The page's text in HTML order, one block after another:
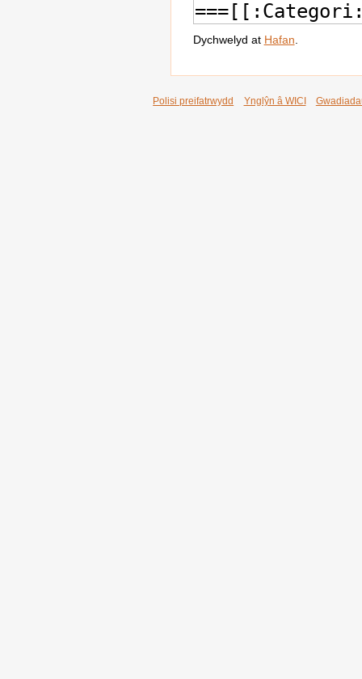
Dychwelyd at Hafan
Polisi preifatrwydd Ynglŷn â WICI